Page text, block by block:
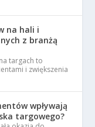
na hali i
z branżą
targach to
i zwiększenia
wpływają
targowego?